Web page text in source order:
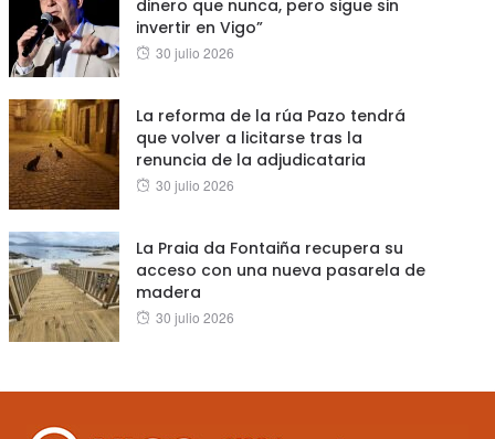
dinero que nunca, pero sigue sin
invertir en Vigo”
Posted
30 julio 2026
La reforma de la rúa Pazo tendrá
que volver a licitarse tras la
renuncia de la adjudicataria
Posted
30 julio 2026
La Praia da Fontaiña recupera su
acceso con una nueva pasarela de
madera
Posted
30 julio 2026